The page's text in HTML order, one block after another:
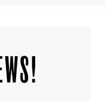
!GET THE NEWS